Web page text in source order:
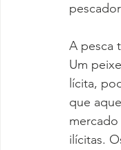
A pesca
Um
lícita,
que
ilícitas.